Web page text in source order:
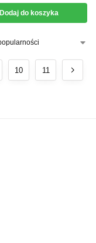
Dodaj do koszyka
10 11